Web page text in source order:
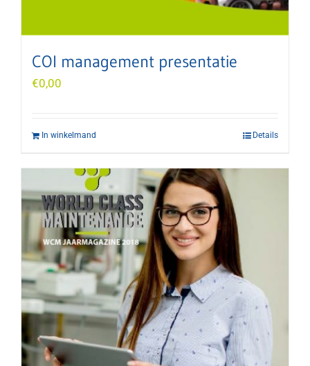
COI management presentatie
€0,00
In winkelmand Details